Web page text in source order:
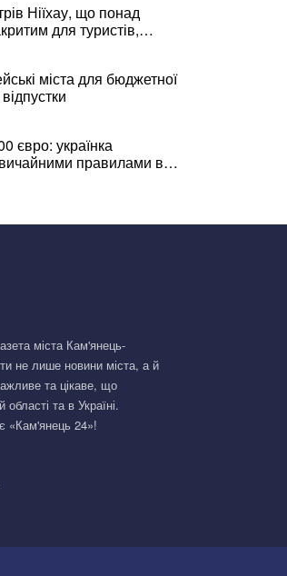
Ніїхау, що понад
для туристів,
перших відвідувачів
міста для бюджетної
євро: українка
правилами в
правдою
міста Кам'янець-
не лише новини міста, а й
та цікаве, що
та в Україні.
«Кам'янець 24»!